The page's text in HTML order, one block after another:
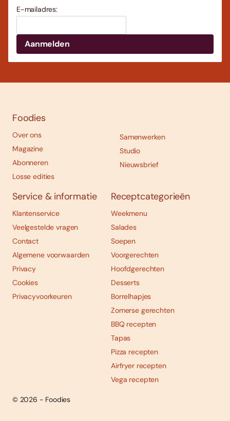
E-mailadres:
Foodies
Over ons
Magazine
Abonneren
Losse edities
Samenwerken
Studio
Nieuwsbrief
Service & informatie
Klantenservice
Veelgestelde vragen
Contact
Algemene voorwaarden
Privacy
Cookies
Privacyvoorkeuren
Receptcategorieën
Weekmenu
Salades
Soepen
Voorgerechten
Hoofdgerechten
Desserts
Borrelhapjes
Zomerse gerechten
BBQ recepten
Tapas
Pizza recepten
Airfryer recepten
Vega recepten
© 2026 - Foodies